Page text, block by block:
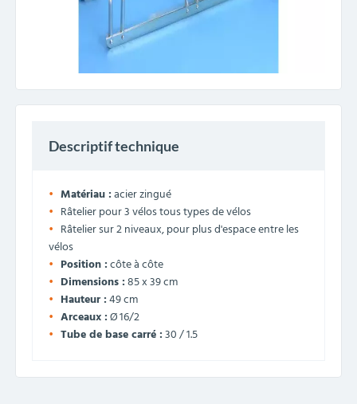
Descriptif technique
Matériau :acier zingué
Râtelier pour 3 vélos tous types de vélos
Râtelier sur 2 niveaux, pour plus d'espace entre les
vélos
Position :côte à côte
Dimensions :85 x 39 cm
Hauteur :49 cm
Arceaux :Ø 16/2
Tube de base carré :30 / 1.5